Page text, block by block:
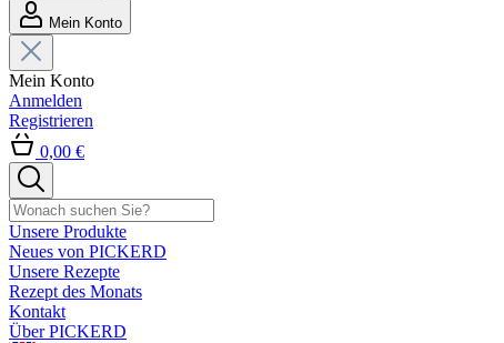
Mein Konto
Mein Konto
Anmelden
Registrieren
0,00 €
Unsere Produkte
Neues von PICKERD
Unsere Rezepte
Rezept des Monats
Kontakt
Über PICKERD